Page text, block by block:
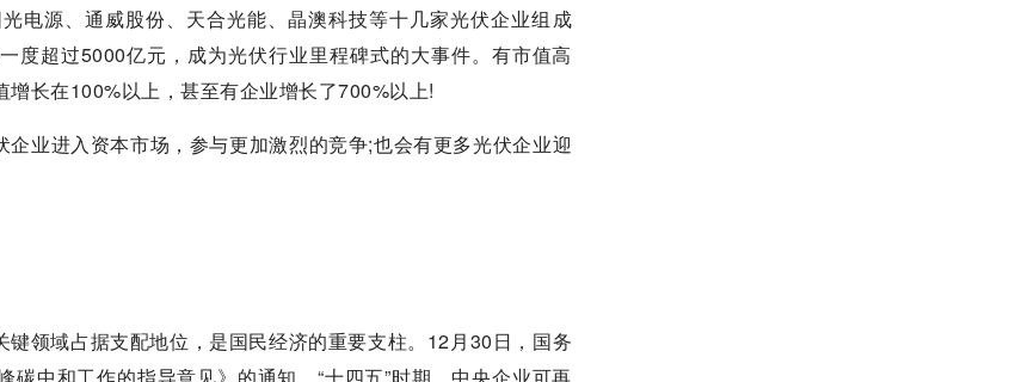
电源、通威股份、天合光能、晶澳科技等十几家光伏企业组成
度超过5000亿元，成为光伏行业里程碑式的大事件。有市值高
长在100%以上，甚至有企业增长了700%以上!
业进入资本市场，参与更加激烈的竞争;也会有更多光伏企业迎
领域占据支配地位，是国民经济的重要支柱。12月30日，国务